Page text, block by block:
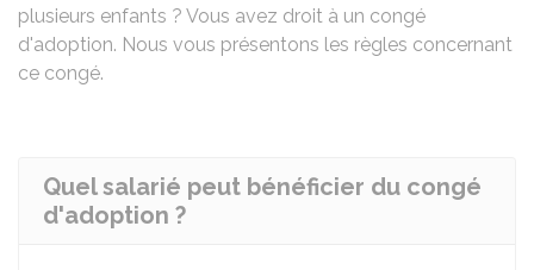
plusieurs enfants ? Vous avez droit à un congé
d'adoption. Nous vous présentons les règles concernant
ce congé.
Quel salarié peut bénéficier du congé
d'adoption ?